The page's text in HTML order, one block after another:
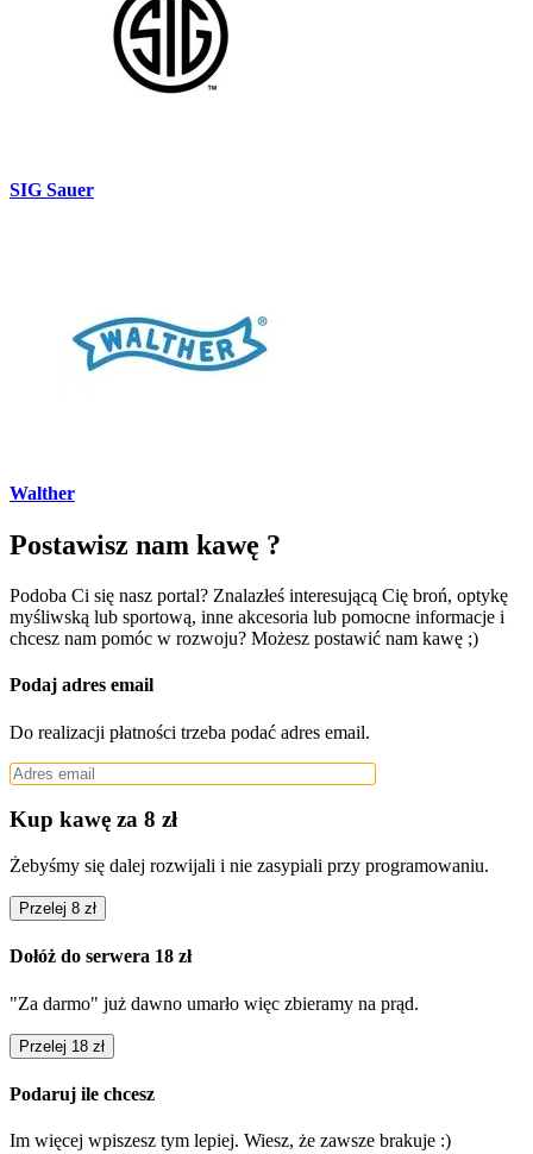
SIG Sauer
Walther
Postawisz nam kawę ?
Podoba Ci się nasz portal? Znalazłeś interesującą Cię broń, optykę
myśliwską lub sportową, inne akcesoria lub pomocne informacje i
chcesz nam pomóc w rozwoju? Możesz postawić nam kawę ;)
Podaj adres email
Do realizacji płatności trzeba podać adres email.
Kup kawę za 8 zł
Żebyśmy się dalej rozwijali i nie zasypiali przy programowaniu.
Przelej 8 zł
Dołóż do serwera 18 zł
"Za darmo" już dawno umarło więc zbieramy na prąd.
Przelej 18 zł
Podaruj ile chcesz
Im więcej wpiszesz tym lepiej. Wiesz, że zawsze brakuje :)